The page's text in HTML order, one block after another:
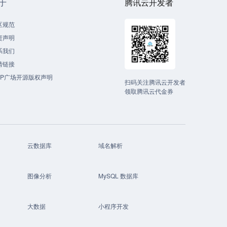
规范
声明
我们
链接
广场开源版权声明
扫码关注腾讯云开发者
领取腾讯云代金券
云数据库 域名解析
图像分析 MySQL 数据库
大数据 小程序开发